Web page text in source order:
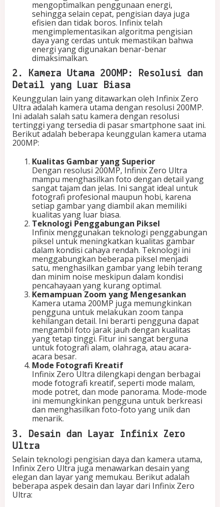
mengoptimalkan penggunaan energi,
sehingga selain cepat, pengisian daya juga
efisien dan tidak boros. Infinix telah
mengimplementasikan algoritma pengisian
daya yang cerdas untuk memastikan bahwa
energi yang digunakan benar-benar
dimaksimalkan.
2. Kamera Utama 200MP: Resolusi dan
Detail yang Luar Biasa
Keunggulan lain yang ditawarkan oleh Infinix Zero
Ultra adalah kamera utama dengan resolusi 200MP.
Ini adalah salah satu kamera dengan resolusi
tertinggi yang tersedia di pasar smartphone saat ini.
Berikut adalah beberapa keunggulan kamera utama
200MP:
Kualitas Gambar yang Superior
Dengan resolusi 200MP, Infinix Zero Ultra
mampu menghasilkan foto dengan detail yang
sangat tajam dan jelas. Ini sangat ideal untuk
fotografi profesional maupun hobi, karena
setiap gambar yang diambil akan memiliki
kualitas yang luar biasa.
Teknologi Penggabungan Piksel
Infinix menggunakan teknologi penggabungan
piksel untuk meningkatkan kualitas gambar
dalam kondisi cahaya rendah. Teknologi ini
menggabungkan beberapa piksel menjadi
satu, menghasilkan gambar yang lebih terang
dan minim noise meskipun dalam kondisi
pencahayaan yang kurang optimal.
Kemampuan Zoom yang Mengesankan
Kamera utama 200MP juga memungkinkan
pengguna untuk melakukan zoom tanpa
kehilangan detail. Ini berarti pengguna dapat
mengambil foto jarak jauh dengan kualitas
yang tetap tinggi. Fitur ini sangat berguna
untuk fotografi alam, olahraga, atau acara-
acara besar.
Mode Fotografi Kreatif
Infinix Zero Ultra dilengkapi dengan berbagai
mode fotografi kreatif, seperti mode malam,
mode potret, dan mode panorama. Mode-mode
ini memungkinkan pengguna untuk berkreasi
dan menghasilkan foto-foto yang unik dan
menarik.
3. Desain dan Layar Infinix Zero
Ultra
Selain teknologi pengisian daya dan kamera utama,
Infinix Zero Ultra juga menawarkan desain yang
elegan dan layar yang memukau. Berikut adalah
beberapa aspek desain dan layar dari Infinix Zero
Ultra: